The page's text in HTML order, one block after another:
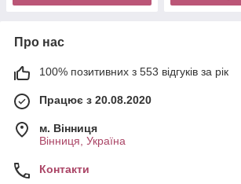
Про нас
100% позитивних з 553 відгуків за рік
Працює з 20.08.2020
м. Вінниця
Вінниця, Україна
Контакти